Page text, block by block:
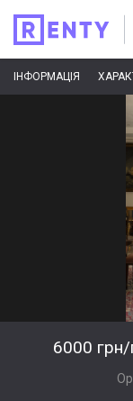
ІНФОРМАЦІЯ
6000 грн/